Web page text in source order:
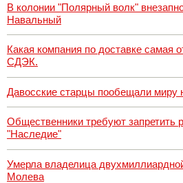
В колонии "Полярный волк"
Навальный
Какая компания по доставке самая
СДЭК.
Давосские старцы пообещали миру
Общественники требуют запретить
"Наследие"
Умерла владелица
Молева